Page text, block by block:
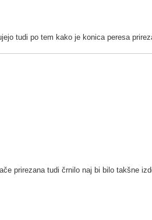
tudi po tem kako je konica peresa
prirezana tudi črnilo naj bi bilo takšne